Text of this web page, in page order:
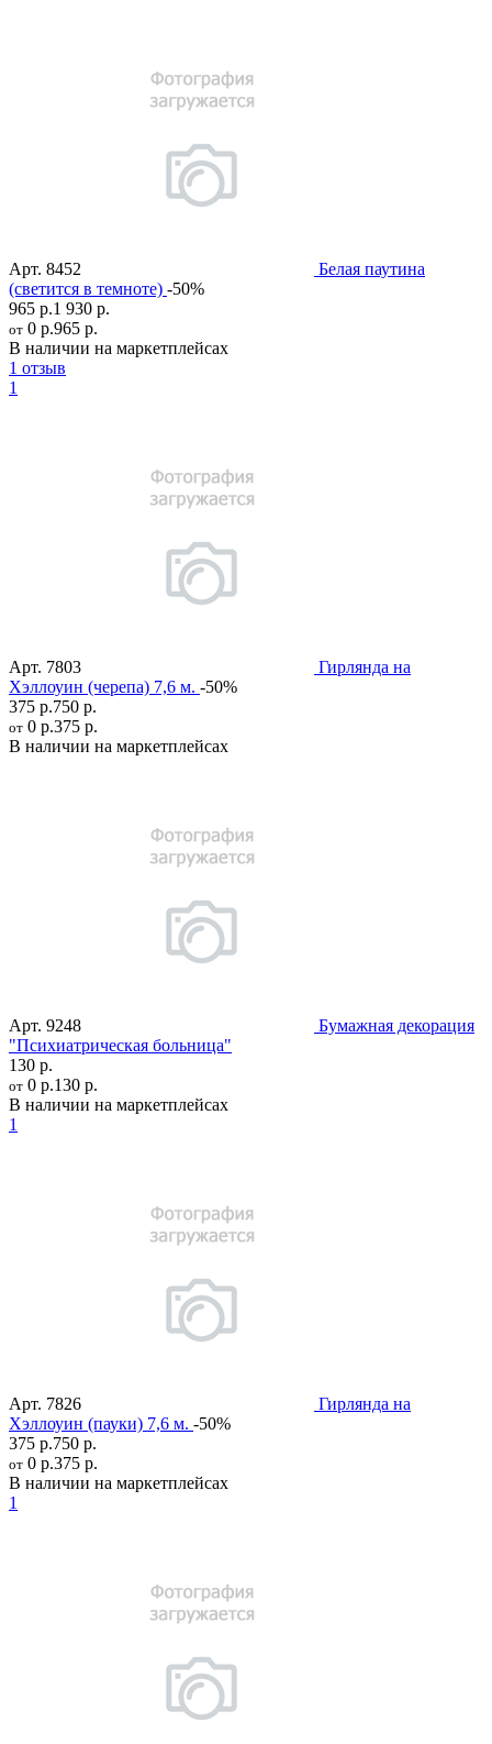
Арт. 8452
Белая паутина
(светится в темноте) -50%
965 р.1 930 р.
от 0 р.965 р.
В наличии на маркетплейсах
1 отзыв
1
Арт. 7803
Гирлянда на
Хэллоуин (черепа) 7,6 м. -50%
375 р.750 р.
от 0 р.375 р.
В наличии на маркетплейсах
Арт. 9248
Бумажная декорация
"Психиатрическая больница"
130 р.
от 0 р.130 р.
В наличии на маркетплейсах
1
Арт. 7826
Гирлянда на
Хэллоуин (пауки) 7,6 м. -50%
375 р.750 р.
от 0 р.375 р.
В наличии на маркетплейсах
1